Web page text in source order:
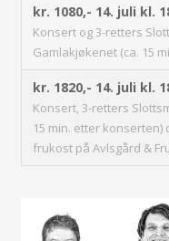
kr. 1080,- 14. juli kl.
Konsert og 3-retters
Gamlakjøkenet (ca. 15
kr. 1820,- 14. juli kl.
Konsert, 3-retters
15 min. etter konserten)
frukost på Avlsgård &